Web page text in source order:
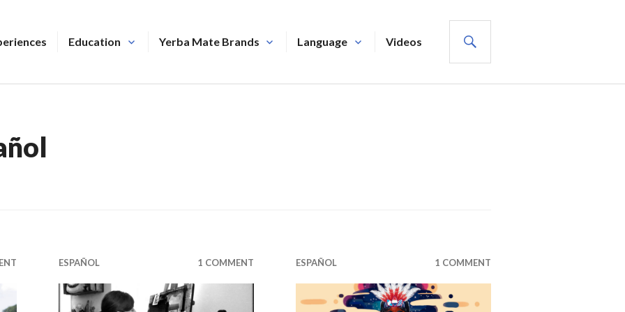
Education Yerba Mate Brands Language
Videos
ESPAÑOL 1 COMMENT ESPAÑOL 1 COMMENT